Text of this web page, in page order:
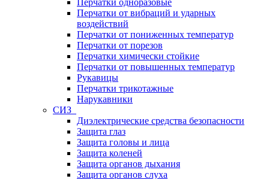
Перчатки одноразовые
Перчатки от вибраций и ударных
воздействий
Перчатки от пониженных температур
Перчатки от порезов
Перчатки химически стойкие
Перчатки от повышенных температур
Рукавицы
Перчатки трикотажные
Нарукавники
СИЗ
Диэлектрические средства безопасности
Защита глаз
Защита головы и лица
Защита коленей
Защита органов дыхания
Защита органов слуха